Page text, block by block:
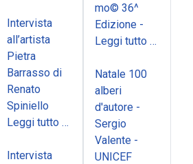
Intervista
all’artista
Pietra
Barrasso di
Renato
Spiniello
Leggi tutto …
Intervista
mo© 36^
Edizione -
Leggi tutto …
Natale 100
alberi
d'autore -
Sergio
Valente -
UNICEF